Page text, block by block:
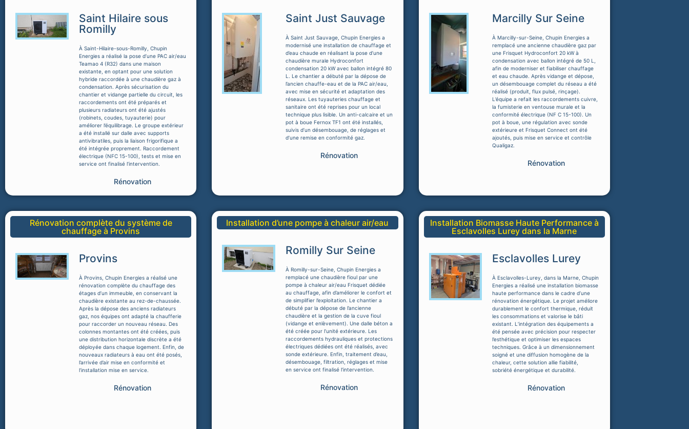
Saint Hilaire sous
Romilly
À Saint-Hilaire-sous-Romilly, Chupin
Energies a réalisé la pose d’une PAC air/eau
Teamao 4 (R32) dans une maison
existante, en optant pour une solution
hybride raccordée à une chaudière gaz à
condensation. Après sécurisation du
chantier et vidange partielle du circuit, les
raccordements ont été préparés et
plusieurs radiateurs ont été ajustés
(robinets, coudes, tuyauterie) pour
améliorer l’équilibrage. Le groupe extérieur
a été installé sur dalle avec supports
antivibratiles, puis la liaison frigorifique a
été intégrée proprement. Raccordement
électrique (NFC 15-100), tests et mise en
service ont finalisé l’intervention.
Rénovation
Saint Just Sauvage
À Saint Just Sauvage, Chupin Energies a
modernisé une installation de chauffage et
d’eau chaude en réalisant la pose d’une
chaudière murale Hydroconfort
condensation 20 kW avec ballon intégré 80
L. Le chantier a débuté par la dépose de
l’ancien chauffe-eau et de la PAC air/eau,
avec mise en sécurité et adaptation des
réseaux. Les tuyauteries chauffage et
sanitaire ont été reprises pour un local
technique plus lisible. Un anti-calcaire et un
pot à boue Fernox TF1 ont été installés,
suivis d’un désembouage, de réglages et
d’une remise en conformité gaz.
Rénovation
Marcilly Sur Seine
À Marcilly-sur-Seine, Chupin Energies a
remplacé une ancienne chaudière gaz par
une Frisquet Hydroconfort 20 kW à
condensation avec ballon intégré de 50 L,
afin de moderniser et fiabiliser chauffage
et eau chaude. Après vidange et dépose,
un désembouage complet du réseau a été
réalisé (produit, flux pulsé, rinçage).
L’équipe a refait les raccordements cuivre,
la fumisterie en ventouse murale et la
conformité électrique (NF C 15-100). Un
pot à boue, une régulation avec sonde
extérieure et Frisquet Connect ont été
ajoutés, puis mise en service et contrôle
Qualigaz.
Rénovation
Rénovation complète du système de
chauffage à Provins
Provins
À Provins, Chupin Energies a réalisé une
rénovation complète du chauffage des
étages d’un immeuble, en conservant la
chaudière existante au rez-de-chaussée.
Après la dépose des anciens radiateurs
gaz, nos équipes ont adapté la chaufferie
pour raccorder un nouveau réseau. Des
colonnes montantes ont été créées, puis
une distribution horizontale discrète a été
déployée dans chaque logement. Enfin, de
nouveaux radiateurs à eau ont été posés,
l’arrivée d’air mise en conformité et
l’installation mise en service.
Rénovation
Installation d’une pompe à chaleur air/eau
Romilly Sur Seine
À Romilly-sur-Seine, Chupin Energies a
remplacé une chaudière fioul par une
pompe à chaleur air/eau Frisquet dédiée
au chauffage, afin d’améliorer le confort et
de simplifier l’exploitation. Le chantier a
débuté par la dépose de l’ancienne
chaudière et la gestion de la cuve fioul
(vidange et enlèvement). Une dalle béton a
été créée pour l’unité extérieure. Les
raccordements hydrauliques et protections
électriques dédiées ont été réalisés, avec
sonde extérieure. Enfin, traitement d’eau,
désembouage, filtration, réglages et mise
en service ont finalisé l’intervention.
Rénovation
Installation Biomasse Haute Performance à
Esclavolles Lurey dans la Marne
Esclavolles Lurey
À Esclavolles-Lurey, dans la Marne, Chupin
Energies a réalisé une installation biomasse
haute performance dans le cadre d’une
rénovation énergétique. Le projet améliore
durablement le confort thermique, réduit
les consommations et valorise le bâti
existant. L’intégration des équipements a
été pensée avec précision pour respecter
l’esthétique et optimiser les espaces
techniques. Grâce à un dimensionnement
soigné et une diffusion homogène de la
chaleur, cette solution allie fiabilité,
sobriété énergétique et durabilité.
Rénovation